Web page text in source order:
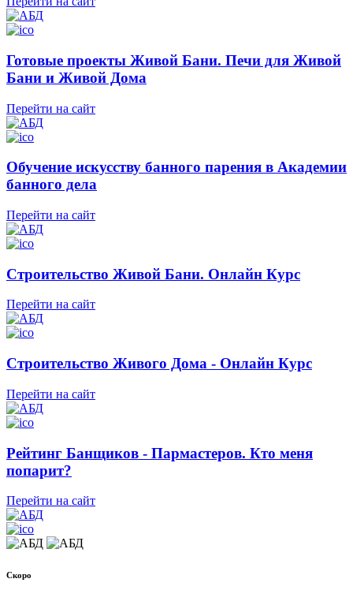
Готовые проекты Живой Бани. Печи для Живой
Бани и Живой Дома
Перейти на сайт
Обучение искусству банного парения в Академии
банного дела
Перейти на сайт
Строительство Живой Бани. Онлайн Курс
Перейти на сайт
Строительство Живого Дома - Онлайн Курс
Перейти на сайт
Рейтинг Банщиков - Пармастеров. Кто меня
попарит?
Перейти на сайт
Скоро